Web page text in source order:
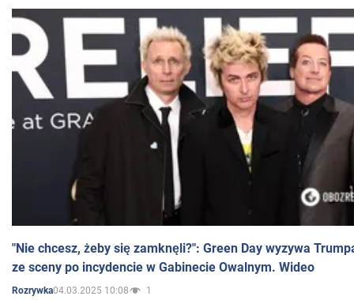
"Nie chcesz, żeby się zamknęli?": Green Day wyzywa
ze sceny po incydencie w Gabinecie Owalnym. Wideo
Rozrywka04.03.2025 10:08 1